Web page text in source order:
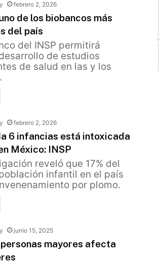
febrero 2, 2026
de los biobancos más
del país
del INSP permitirá
de estudios
de salud en las y los
febrero 2, 2026
6 infancias está intoxicada
México: INSP
reveló que 17% del
infantil en el país
por plomo.
junio 15, 2025
mayores afecta